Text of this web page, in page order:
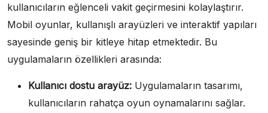
kullanıcıların eğlenceli vakit geçirmesini kolaylaştırır.
Mobil oyunlar, kullanışlı arayüzleri ve interaktif yapıları
sayesinde geniş bir kitleye hitap etmektedir. Bu
uygulamaların özellikleri arasında:
Kullanıcı dostu arayüz: Uygulamaların tasarımı,
kullanıcıların rahatça oyun oynamalarını sağlar.